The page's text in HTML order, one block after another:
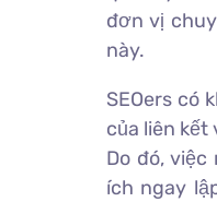
đơn vị
này.
SEOers có
của liên kết
Do đó,
ích ngay